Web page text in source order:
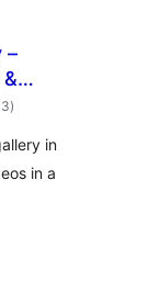
–
загальний
рейтинг
)
in
in a